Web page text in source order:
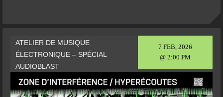
7 FEB, 2026
@ 2:00 PM
ATELIER DE MUSIQUE
ÉLECTRONIQUE – SPÉCIAL
AUDIOBLAST